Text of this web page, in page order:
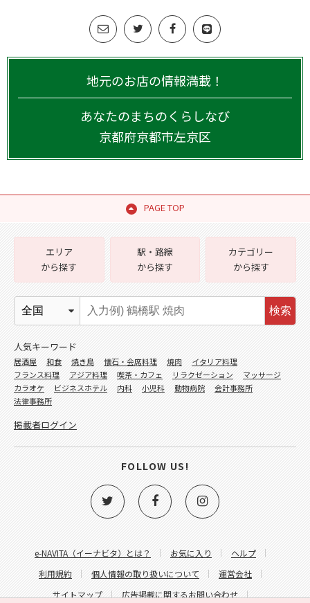
地元のお店の情報満載！
あなたのまちのくらしなび
京都府京都市左京区
PAGE TOP
e-NAVITA（イーナビタ）とは？ お気に入り
ヘルプ
利用規約
個人情報の取り扱いについて
運営会社
サイトマップ
広告掲載に関するお問い合わせ
エリア
から探す
駅・路線
から探す
カテゴリー
から探す
検索
人気キーワード
居酒屋 和食 焼き鳥 懐石・会席料理 焼肉
イタリア料理
フランス料理
アジア料理 喫茶・カフェ リラクゼーション
マッサージ
カラオケ
ビジネスホテル 内科 小児科 動物病院
会計事務所
法律事務所
掲載者ログイン
FOLLOW US!